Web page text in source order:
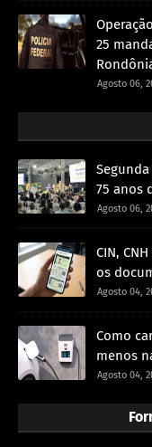
25
Agosto 06,
75 anos
Agosto 06,
CIN,
os
Agosto 04,
Como
menos
Agosto 04,